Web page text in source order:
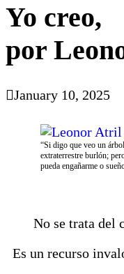
Yo creo,
por
January 10, 2025
“Si digo que veo un
extraterrestre burlón;
pueda engañarme o
No se trata del
Es un recurso